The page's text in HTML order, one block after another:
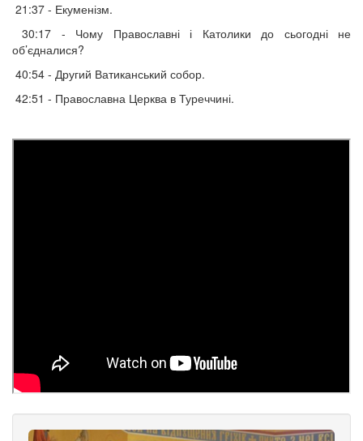
21:37 - Екуменізм.
30:17 - Чому Православні і Католики до сьогодні не
об’єдналися?
40:54 - Другий Ватиканський собор.
42:51 - Православна Церква в Туреччині.